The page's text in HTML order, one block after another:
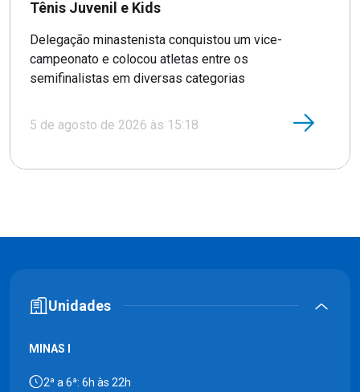
Tênis Juvenil e Kids
Delegação minastenista conquistou um vice-
campeonato e colocou atletas entre os
semifinalistas em diversas categorias
5 de agosto de 2026 às 15:18
Unidades
MINAS I
2ª a 6ª: 6h às 22h